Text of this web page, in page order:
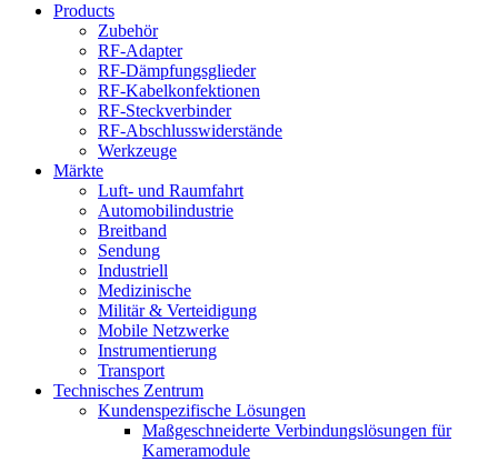
Products
Zubehör
RF-Adapter
RF-Dämpfungsglieder
RF-Kabelkonfektionen
RF-Steckverbinder
RF-Abschlusswiderstände
Werkzeuge
Märkte
Luft- und Raumfahrt
Automobilindustrie
Breitband
Sendung
Industriell
Medizinische
Militär & Verteidigung
Mobile Netzwerke
Instrumentierung
Transport
Technisches Zentrum
Kundenspezifische Lösungen
Maßgeschneiderte Verbindungslösungen für
Kameramodule